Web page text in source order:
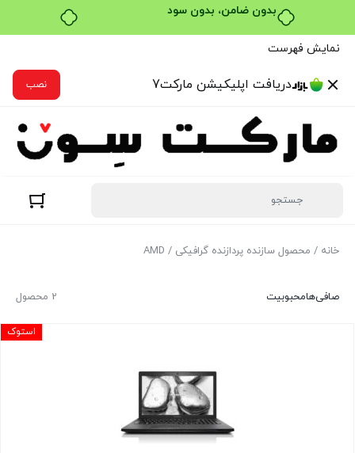
بدون ضامن، بدون سود
نمایش فهرست
دریافت اپلیکیشن مارکت7 نصب
خانه / محصول سازنده پردازنده گرافیکی / AMD
2 محصول صافی‌هامحبوبیت
استوک